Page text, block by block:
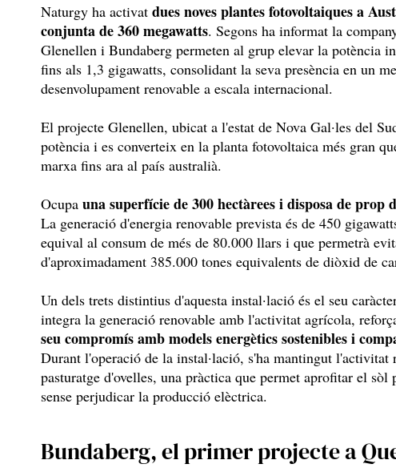
Naturgy ha activat dues noves plantes fotovoltaiques a
conjunta de 360 megawatts. Segons ha informat la
Glenellen i Bundaberg permeten al grup elevar la potència
fins als 1,3 gigawatts, consolidant la seva presència en un
desenvolupament renovable a escala internacional.
El projecte Glenellen, ubicat a l'estat de Nova Gal·les del
potència i es converteix en la planta fotovoltaica més gran
marxa fins ara al país australià.
Ocupa una superfície de 300 hectàrees i disposa de prop
La generació d'energia renovable prevista és de 450
equival al consum de més de 80.000 llars i que permetrà
d'aproximadament 385.000 tones equivalents de diòxid de
Un dels trets distintius d'aquesta instal·lació és el seu
integra la generació renovable amb l'activitat agrícola,
seu compromís amb models energètics sostenibles i
Durant l'operació de la instal·lació, s'ha mantingut l'activitat
pasturatge d'ovelles, una pràctica que permet aprofitar el sòl
sense perjudicar la producció elèctrica.
Bundaberg, el primer projecte a